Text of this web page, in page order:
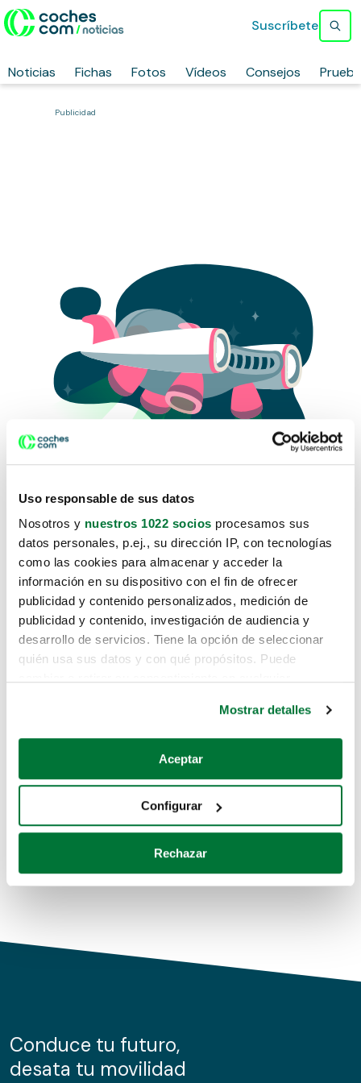
Uso responsable de sus datos
Nosotros y nuestros 1022 socios procesamos sus
datos personales, p.ej., su dirección IP, con tecnologías
como las cookies para almacenar y acceder la
información en su dispositivo con el fin de ofrecer
publicidad y contenido personalizados, medición de
publicidad y contenido, investigación de audiencia y
desarrollo de servicios. Tiene la opción de seleccionar
quién usa sus datos y con qué propósitos. Puede
Si lo permite, también quisiéramos:
Recopilar información sobre su ubicación geográfica
Identificar su dispositivo analizándolo activamente
para buscar características específicas (huellas
Obtenga más información sobre cómo se procesan sus
de cookies.
información sobre el uso que haga del sitio web con
nuestros partners de redes sociales, publicidad y análisis
Mostrar detalles
Aceptar
Configurar
Rechazar
Noticias Fichas Fotos Vídeos Consejos
Suscríbete
Publicidad
Lo sentimos, no sabemos como
te hemos traido hasta aquí.
Pero puedes encontrar el coche que estás
buscando en alguno de estos enlaces:
Coches de segunda mano
Coches de km0
Conduce tu futuro,
desata tu movilidad